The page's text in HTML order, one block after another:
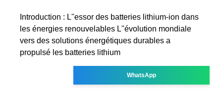
Introduction : L''essor des batteries lithium-ion dans
les énergies renouvelables L''évolution mondiale
vers des solutions énergétiques durables a
propulsé les batteries lithium
WhatsApp